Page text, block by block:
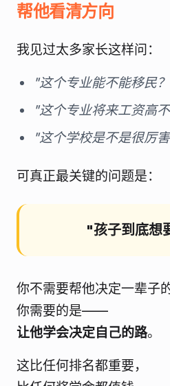
帮他看清方向
我见过太多家长这样问：
"这个专业能不能移民
"这个专业将来工资高
"这个学校是不是很厉
可真正最关键的问题是：
"孩子到底想
你不需要帮他决定一辈子的
你需要的是——
让他学会决定自己的路。
这比任何排名都重要，